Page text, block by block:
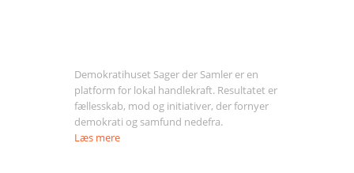
Demokratihuset Sager der Samler er en
platform for lokal handlekraft. Resultatet er
fællesskab, mod og initiativer, der fornyer
demokrati og samfund nedefra.
Læs mere